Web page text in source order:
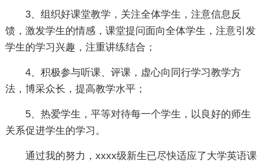
3、组织好课堂教学，关注全体学生，注意信息反
馈，激发学生的情感，课堂提问面向全体学生，注意引发
学生的学习兴趣，注重讲练结合；
4、积极参与听课、评课，虚心向同行学习教学方
法，博采众长，提高教学水平；
5、热爱学生，平等对待每一个学生，以良好的师生
关系促进学生的学习。
通过我的努力，xxxx级新生已尽快适应了大学英语课